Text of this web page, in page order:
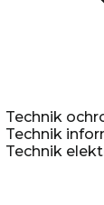
Technik
Technik
Technik